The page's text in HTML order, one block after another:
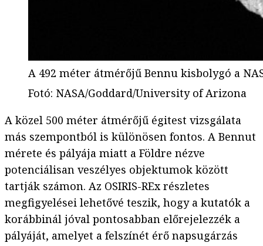
A 492 méter átmérőjű Bennu kisbolygó a
Fotó: NASA/Goddard/University of Arizona
A közel 500 méter átmérőjű égitest vizsgálata
más szempontból is különösen fontos. A Bennut
mérete és pályája miatt a Földre nézve
potenciálisan veszélyes objektumok között
tartják számon. Az OSIRIS-REx részletes
megfigyelései lehetővé teszik, hogy a kutatók a
korábbinál jóval pontosabban előrejelezzék a
pályáját, amelyet a felszínét érő napsugárzás